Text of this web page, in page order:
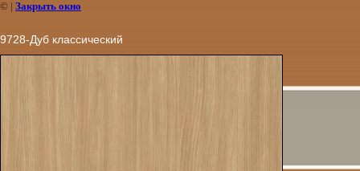
© | Закрыть окно
9728-Дуб классический